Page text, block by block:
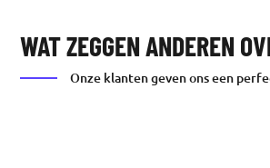
WAT ZEGGEN ANDEREN
Onze klanten geven ons een